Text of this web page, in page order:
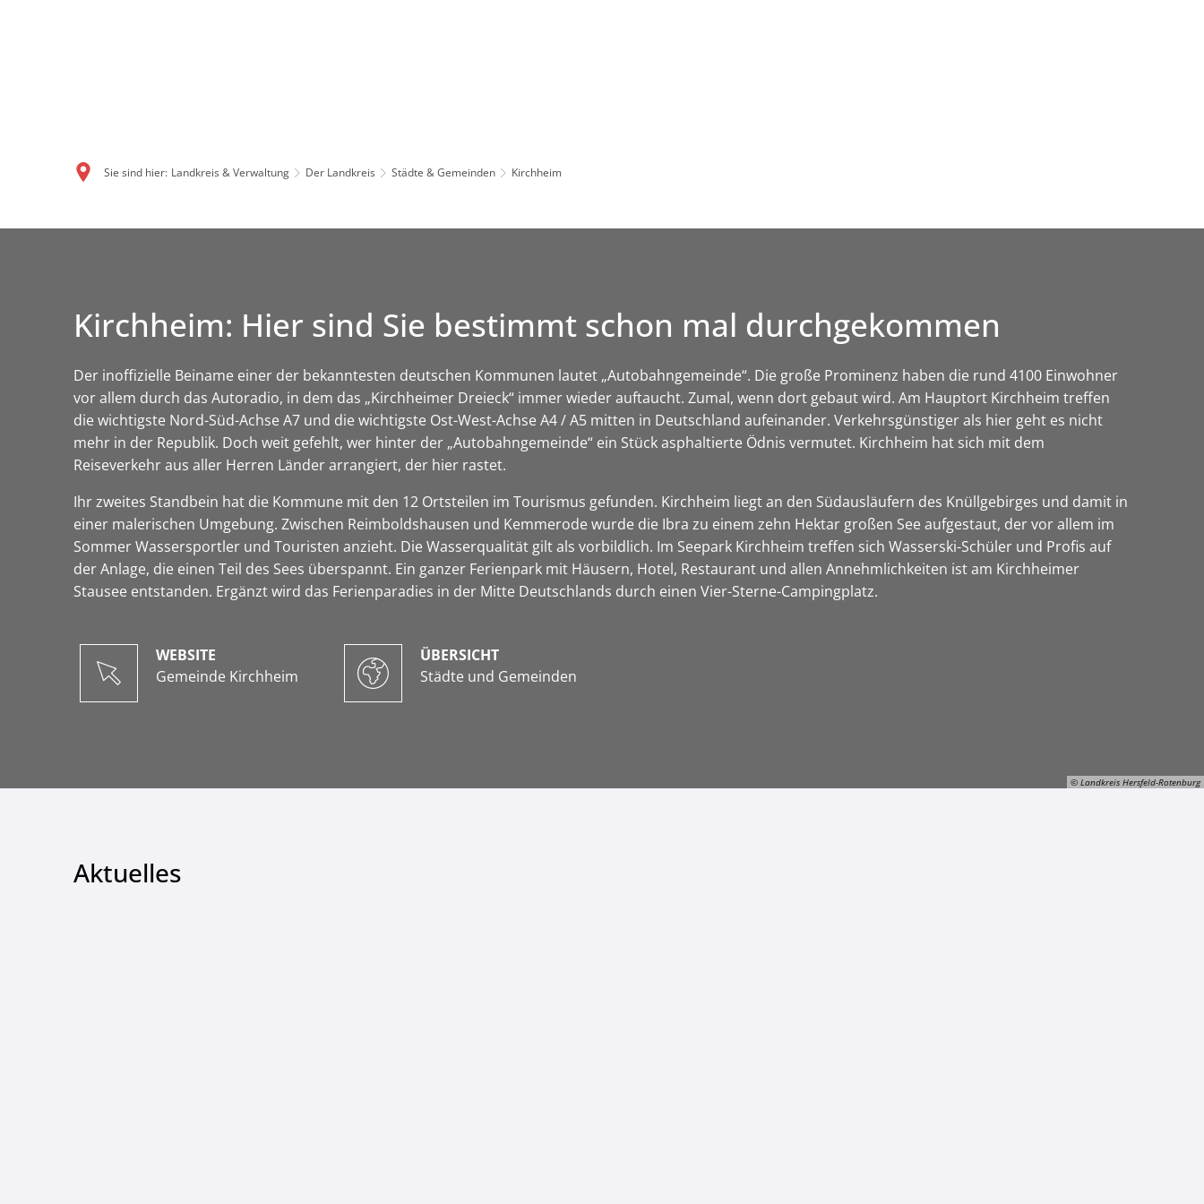
Sie sind hier: Landkreis & Verwaltung Der Landkreis Städte & Gemeinden Kirchheim
© Landkreis Hersfeld-Rotenburg
Kirchheim: Hier sind Sie bestimmt schon mal durchgekommen
Der inoffizielle Beiname einer der bekanntesten deutschen Kommunen lautet „Autobahngemeinde“. Die große Prominenz haben die rund 4100 Einwohner
vor allem durch das Autoradio, in dem das „Kirchheimer Dreieck“ immer wieder auftaucht. Zumal, wenn dort gebaut wird. Am Hauptort Kirchheim treffen
die wichtigste Nord-Süd-Achse A7 und die wichtigste Ost-West-Achse A4 / A5 mitten in Deutschland aufeinander. Verkehrsgünstiger als hier geht es nicht
mehr in der Republik. Doch weit gefehlt, wer hinter der „Autobahngemeinde“ ein Stück asphaltierte Ödnis vermutet. Kirchheim hat sich mit dem
Reiseverkehr aus aller Herren Länder arrangiert, der hier rastet.
Ihr zweites Standbein hat die Kommune mit den 12 Ortsteilen im Tourismus gefunden. Kirchheim liegt an den Südausläufern des Knüllgebirges und damit in
einer malerischen Umgebung. Zwischen Reimboldshausen und Kemmerode wurde die Ibra zu einem zehn Hektar großen See aufgestaut, der vor allem im
Sommer Wassersportler und Touristen anzieht. Die Wasserqualität gilt als vorbildlich. Im Seepark Kirchheim treffen sich Wasserski-Schüler und Profis auf
der Anlage, die einen Teil des Sees überspannt. Ein ganzer Ferienpark mit Häusern, Hotel, Restaurant und allen Annehmlichkeiten ist am Kirchheimer
Stausee entstanden. Ergänzt wird das Ferienparadies in der Mitte Deutschlands durch einen Vier-Sterne-Campingplatz.
WEBSITE
Gemeinde Kirchheim
ÜBERSICHT
Städte und Gemeinden
Aktuelles